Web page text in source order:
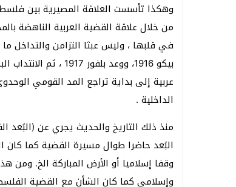
وهكذا تأسست العلاقة المصيرية بين
من خلال علاقة القضية العربية الناهضة
بيكو 1916، ووعد
الداخلية .
منذ ذلك التاريخ والحديث يجري عن (البُعد
البُعد حاضرا طوال مسيرة القضية كما
وقفا إسلاميا أو الأرض المباركة الخ.
وإسلامي كما كان الشأن مع القضية